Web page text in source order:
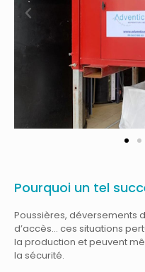
Pourquoi un tel
Poussières, déversements
d’accès… ces situations
la production et peuvent
la sécurité.